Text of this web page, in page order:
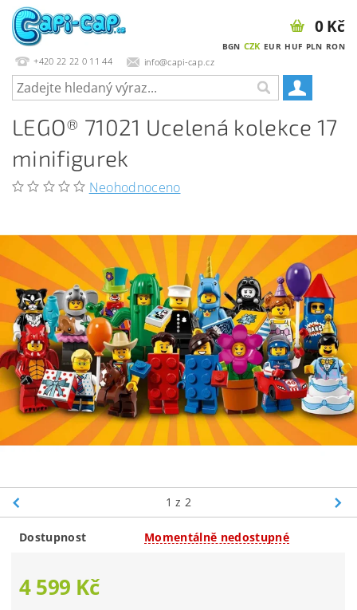
+420 22 22 0 11 44 info@capi-cap.cz
BGN CZK EUR HUF PLN RON
0 Kč
LEGO® 71021 Ucelená kolekce 17
minifigurek
Neohodnoceno
1 z 2
Dostupnost Momentálně nedostupné
4 599 Kč